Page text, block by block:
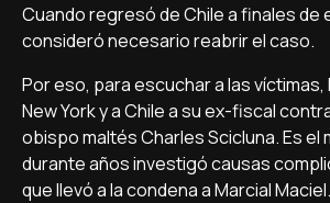
Cuando regresó de Chile a finales de
consideró necesario reabrir el caso.
Por eso, para escuchar a las víctimas,
New York y a Chile a su ex-fiscal
obispo maltés Charles Scicluna. Es el
durante años investigó causas
que llevó a la condena a Marcial Maciel.